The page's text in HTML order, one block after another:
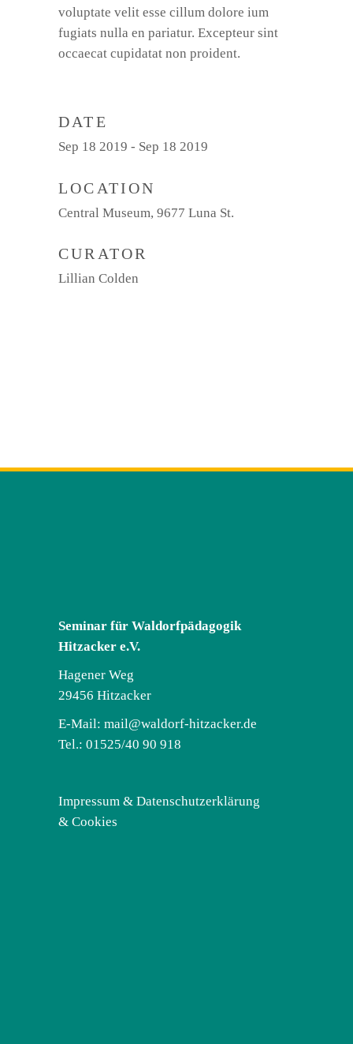
voluptate velit esse cillum dolore ium
fugiats nulla en pariatur. Excepteur sint
occaecat cupidatat non proident.
DATE
Sep 18 2019 - Sep 18 2019
LOCATION
Central Museum, 9677 Luna St.
CURATOR
Lillian Colden
Seminar für Waldorfpädagogik
Hitzacker e.V.
Hagener Weg
29456 Hitzacker
E-Mail: mail@waldorf-hitzacker.de
Tel.: 01525/40 90 918
Impressum & Datenschutzerklärung
& Cookies